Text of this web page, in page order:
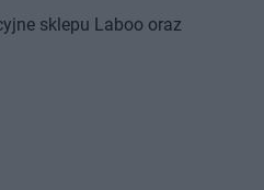
sklepu Laboo oraz